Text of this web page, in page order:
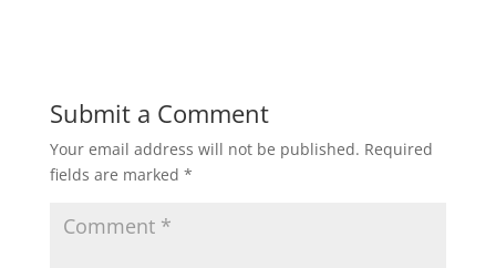
Submit a Comment
Your email address will not be published. Required
fields are marked *